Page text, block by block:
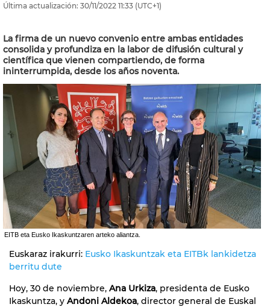
Última actualización: 30/11/2022 11:33 (UTC+1)
La firma de un nuevo convenio entre ambas entidades
consolida y profundiza en la labor de difusión cultural y
científica que vienen compartiendo, de forma
ininterrumpida, desde los años noventa.
EITB eta Eusko Ikaskuntzaren arteko aliantza.
Euskaraz irakurri: Eusko Ikaskuntzak eta EITBk lankidetza
berritu dute
Hoy, 30 de noviembre, Ana Urkiza, presidenta de Eusko
Ikaskuntza, y Andoni Aldekoa, director general de Euskal